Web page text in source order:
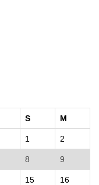
S M
1 2
8 9
15 16